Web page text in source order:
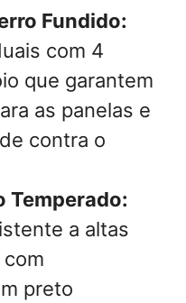
Fundido:
com 4
que garantem
as panelas e
contra o
Temperado:
a altas
preto